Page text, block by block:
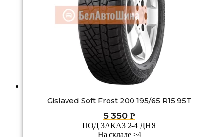
Gislaved Soft Frost 200 195/65 R15 95T
5 350 Р
ПОД ЗАКАЗ 2-4 ДНЯ
На складе >4